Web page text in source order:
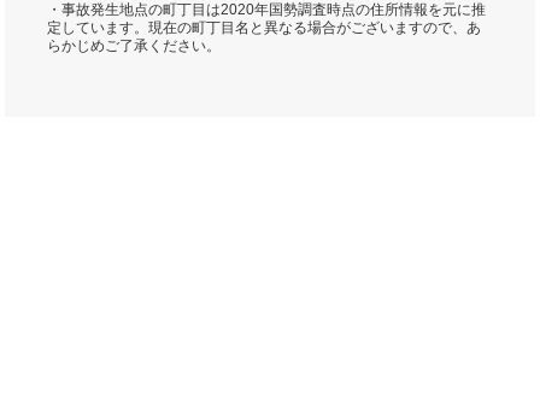
・事故発生地点の町丁目は2020年国勢調査時点の住所情報を元に推
定しています。現在の町丁目名と異なる場合がございますので、あ
らかじめご了承ください。